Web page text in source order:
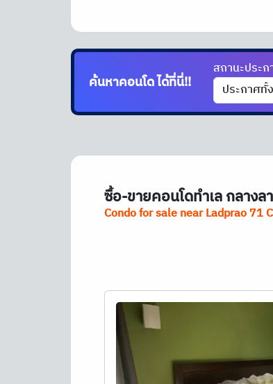
ค้นหาคอนโดได้ที่นี่!!
สถานะประ
ซื้อ-ขายคอนโดทำเล กลาง
Condo for sale near Ladprao 71